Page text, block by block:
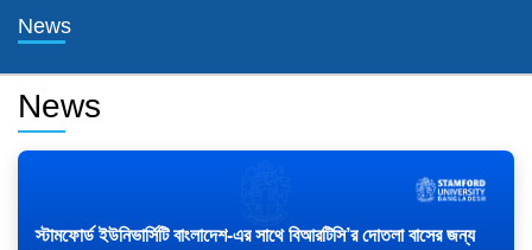
News
News
স্টামফোর্ড ইউনিভার্সিটি বাংলাদেশ-এর সাথে বিআরটিসি’র দোতলা বাসের জন্য